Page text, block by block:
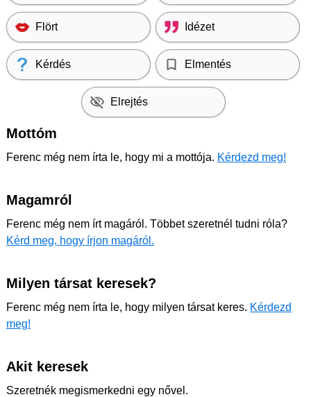
Flört Idézet
Kérdés Elmentés
Elrejtés
Mottóm
Ferenc még nem írta le, hogy mi a mottója. Kérdezd meg!
Magamról
Ferenc még nem írt magáról. Többet szeretnél tudni róla?
Kérd meg, hogy írjon magáról.
Milyen társat keresek?
Ferenc még nem írta le, hogy milyen társat keres. Kérdezd
meg!
Akit keresek
Szeretnék megismerkedni egy nővel.